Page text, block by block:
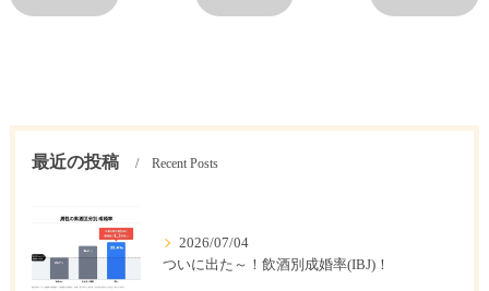
最近の投稿 Recent Posts
2026/07/04
ついに出た～！飲酒別成婚率(IBJ)！